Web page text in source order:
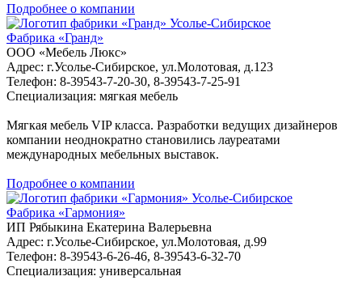
Подробнее о компании
Усолье-Сибирское
Фабрика «Гранд»
ООО «Мебель Люкс»
Адрес: г.Усолье-Сибирское, ул.Молотовая, д.123
Телефон: 8-39543-7-20-30, 8-39543-7-25-91
Специализация: мягкая мебель
Мягкая мебель VIP класса. Разработки ведущих дизайнеров
компании неоднократно становились лауреатами
международных мебельных выставок.
Подробнее о компании
Усолье-Сибирское
Фабрика «Гармония»
ИП Рябыкина Екатерина Валерьевна
Адрес: г.Усолье-Сибирское, ул.Молотовая, д.99
Телефон: 8-39543-6-26-46, 8-39543-6-32-70
Специализация: универсальная